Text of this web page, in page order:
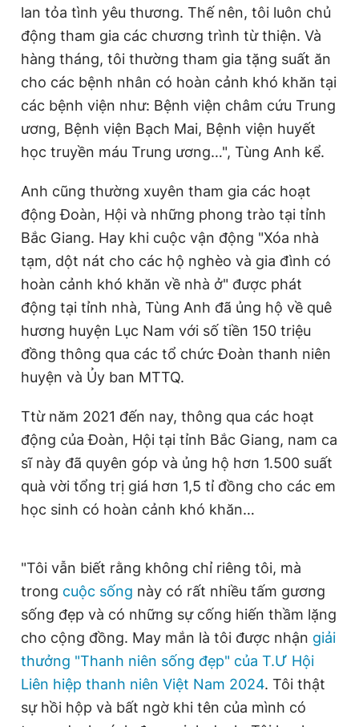
lan tỏa tình yêu thương. Thế nên, tôi luôn chủ
động tham gia các chương trình từ thiện. Và
hàng tháng, tôi thường tham gia tặng suất ăn
cho các bệnh nhân có hoàn cảnh khó khăn tại
các bệnh viện như: Bệnh viện châm cứu Trung
ương, Bệnh viện Bạch Mai, Bệnh viện huyết
học truyền máu Trung ương…", Tùng Anh kể.
Anh cũng thường xuyên tham gia các hoạt
động Đoàn, Hội và những phong trào tại tỉnh
Bắc Giang. Hay khi cuộc vận động "Xóa nhà
tạm, dột nát cho các hộ nghèo và gia đình có
hoàn cảnh khó khăn về nhà ở" được phát
động tại tỉnh nhà, Tùng Anh đã ủng hộ về quê
hương huyện Lục Nam với số tiền 150 triệu
đồng thông qua các tổ chức Đoàn thanh niên
huyện và Ủy ban MTTQ.
Ttừ năm 2021 đến nay, thông qua các hoạt
động của Đoàn, Hội tại tỉnh Bắc Giang, nam ca
sĩ này đã quyên góp và ủng hộ hơn 1.500 suất
quà vời tổng trị giá hơn 1,5 tỉ đồng cho các em
học sinh có hoàn cảnh khó khăn…
"Tôi vẫn biết rằng không chỉ riêng tôi, mà
trong cuộc sống này có rất nhiều tấm gương
sống đẹp và có những sự cống hiến thầm lặng
cho cộng đồng. May mắn là tôi được nhận giải
thưởng "Thanh niên sống đẹp" của T.Ư Hội
Liên hiệp thanh niên Việt Nam 2024. Tôi thật
sự hồi hộp và bất ngờ khi tên của mình có